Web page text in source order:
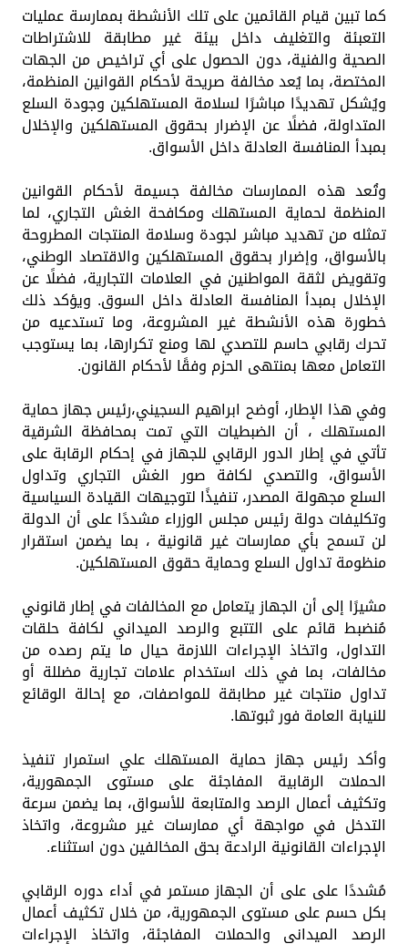
كما تبين قيام القائمين على تلك الأنشطة بممارسة عمليات
التعبئة والتغليف داخل بيئة غير مطابقة للاشتراطات
الصحية والفنية، دون الحصول على أي تراخيص من الجهات
المختصة، بما يُعد مخالفة صريحة لأحكام القوانين المنظمة،
ويُشكل تهديدًا مباشرًا لسلامة المستهلكين وجودة السلع
المتداولة، فضلًا عن الإضرار بحقوق المستهلكين والإخلال
بمبدأ المنافسة العادلة داخل الأسواق.
وتُعد هذه الممارسات مخالفة جسيمة لأحكام القوانين
المنظمة لحماية المستهلك ومكافحة الغش التجاري، لما
تمثله من تهديد مباشر لجودة وسلامة المنتجات المطروحة
بالأسواق، وإضرار بحقوق المستهلكين والاقتصاد الوطني،
وتقويض لثقة المواطنين في العلامات التجارية، فضلًا عن
الإخلال بمبدأ المنافسة العادلة داخل السوق. ويؤكد ذلك
خطورة هذه الأنشطة غير المشروعة، وما تستدعيه من
تحرك رقابي حاسم للتصدي لها ومنع تكرارها، بما يستوجب
التعامل معها بمنتهى الحزم وفقًا لأحكام القانون.
وفي هذا الإطار، أوضح ابراهيم السجيني،رئيس جهاز حماية
المستهلك ، أن الضبطيات التي تمت بمحافظة الشرقية
تأتي في إطار الدور الرقابي للجهاز في إحكام الرقابة على
الأسواق، والتصدي لكافة صور الغش التجاري وتداول
السلع مجهولة المصدر، تنفيذًا لتوجيهات القيادة السياسية
وتكليفات دولة رئيس مجلس الوزراء مشددًا على أن الدولة
لن تسمح بأي ممارسات غير قانونية ، بما يضمن استقرار
منظومة تداول السلع وحماية حقوق المستهلكين.
مشيرًا إلى أن الجهاز يتعامل مع المخالفات في إطار قانوني
مُنضبط قائم على التتبع والرصد الميداني لكافة حلقات
التداول، واتخاذ الإجراءات اللازمة حيال ما يتم رصده من
مخالفات، بما في ذلك استخدام علامات تجارية مضللة أو
تداول منتجات غير مطابقة للمواصفات، مع إحالة الوقائع
للنيابة العامة فور ثبوتها.
وأكد رئيس جهاز حماية المستهلك علي استمرار تنفيذ
الحملات الرقابية المفاجئة على مستوى الجمهورية،
وتكثيف أعمال الرصد والمتابعة للأسواق، بما يضمن سرعة
التدخل في مواجهة أي ممارسات غير مشروعة، واتخاذ
الإجراءات القانونية الرادعة بحق المخالفين دون استثناء.
مُشددًا على على أن الجهاز مستمر في أداء دوره الرقابي
بكل حسم على مستوى الجمهورية، من خلال تكثيف أعمال
الرصد الميداني والحملات المفاجئة، واتخاذ الإجراءات